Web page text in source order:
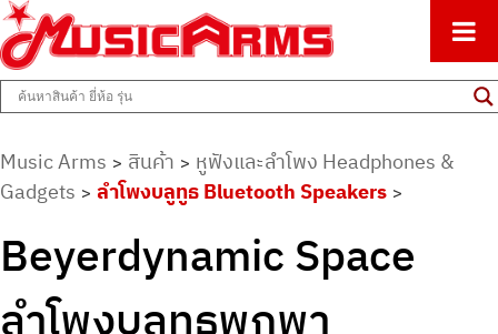
Music Arms
ศูนย์รวมครื่องดนตรีทุกชนิด ตั้งแต่เริ่มต้นถึงมืออาชีพ
Music Arms > สินค้า > หูฟังและลำโพง Headphones &
Gadgets > ลำโพงบลูทูธ Bluetooth Speakers >
Beyerdynamic Space
ลำโพงบลูทูธพกพา